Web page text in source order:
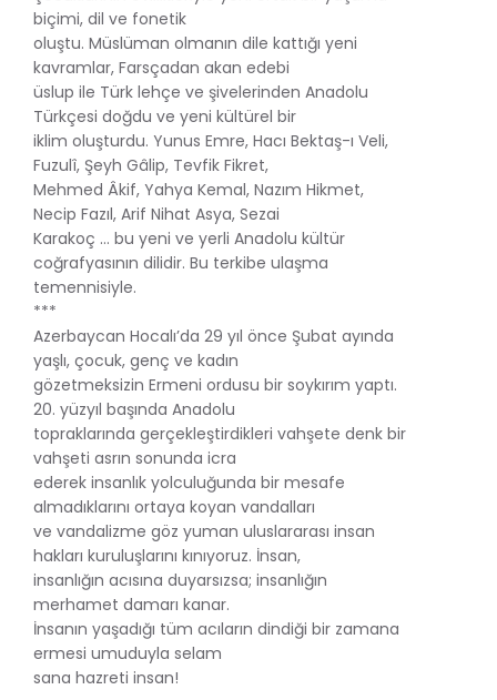
biçimi, dil ve fonetik
oluştu. Müslüman olmanın dile kattığı yeni
kavramlar, Farsçadan akan edebi
üslup ile Türk lehçe ve şivelerinden Anadolu
Türkçesi doğdu ve yeni kültürel bir
iklim oluşturdu. Yunus Emre, Hacı Bektaş-ı Veli,
Fuzulî, Şeyh Gâlip, Tevfik Fikret,
Mehmed Âkif, Yahya Kemal, Nazım Hikmet,
Necip Fazıl, Arif Nihat Asya, Sezai
Karakoç … bu yeni ve yerli Anadolu kültür
coğrafyasının dilidir. Bu terkibe ulaşma
temennisiyle.
***
Azerbaycan Hocalı’da 29 yıl önce Şubat ayında
yaşlı, çocuk, genç ve kadın
gözetmeksizin Ermeni ordusu bir soykırım yaptı.
20. yüzyıl başında Anadolu
topraklarında gerçekleştirdikleri vahşete denk bir
vahşeti asrın sonunda icra
ederek insanlık yolculuğunda bir mesafe
almadıklarını ortaya koyan vandalları
ve vandalizme göz yuman uluslararası insan
hakları kuruluşlarını kınıyoruz. İnsan,
insanlığın acısına duyarsızsa; insanlığın
merhamet damarı kanar.
İnsanın yaşadığı tüm acıların dindiği bir zamana
ermesi umuduyla selam
sana hazreti insan!